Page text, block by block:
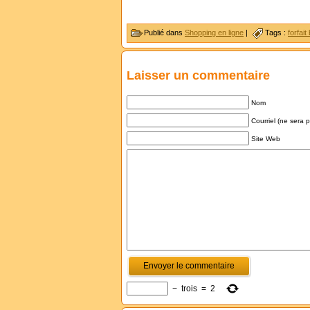
Publié dans Shopping en ligne Tags : forfait
Laisser un commentaire
Nom
Courriel (ne sera
Site Web
− trois = 2